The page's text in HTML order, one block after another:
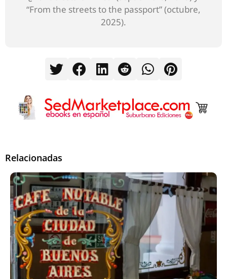
“From the streets to the passport” (octubre,
2025).
Relacionadas